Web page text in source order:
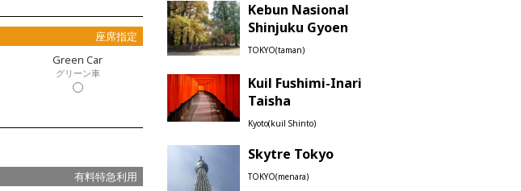
座席指定
Green Car
グリーン車
有料特急利用
Kebun Nasional
Shinjuku Gyoen
TOKYO(taman)
Kuil Fushimi-Inari
Taisha
Kyoto(kuil Shinto)
Skytre Tokyo
TOKYO(menara)